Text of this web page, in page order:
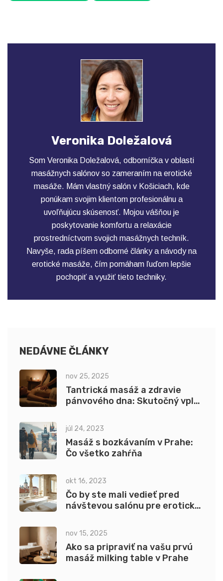
Veronika Doležalová
Som Veronika Doležalová, odborníčka v oblasti
masážnych salónov so zameraním na erotické
masáže. Mám vlastný salón v Košiciach, kde
ponúkam svojim klientom profesionálnu a
uvoľňujúcu skúsenosť. Mojou vášňou je
poskytovanie komfortu a relaxácie
prostredníctvom svojich masážnych techník.
Navyše, rada píšem odborné články a návody na
erotické masáže, čím pomáham ľuďom lepšie
pochopiť a využiť tieto techniky.
NEDÁVNE ČLÁNKY
nov 25, 2025
Tantrická masáž a zdravie
pánvového dna: Skutočný vplyv
júl 24, 2023
Masáž s bozkávaním v Prahe:
Čo všetko zahŕňa
okt 16, 2023
Čo by ste mali vedieť pred
návštevou salónu pre erotickú
nov 15, 2025
Ako sa pripraviť na vašu prvú
masáž milking table v Prahe